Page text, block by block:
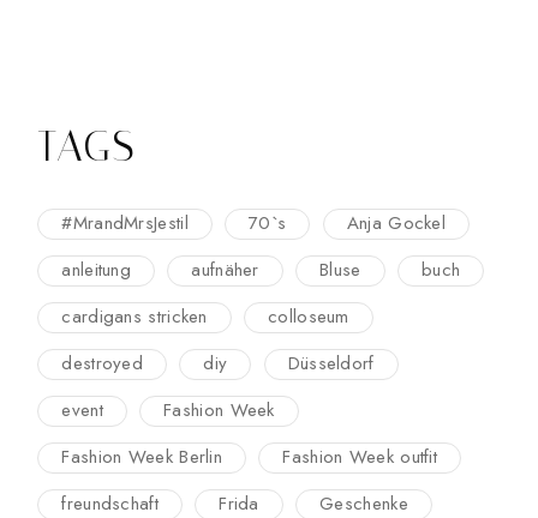
TAGS
#MrandMrsJestil 70`s
Anja Gockel
anleitung
aufnäher Bluse
buch
cardigans stricken
colloseum
destroyed
diy
Düsseldorf
event
Fashion Week
Fashion Week Berlin
Fashion Week outfit
freundschaft
Frida
Geschenke